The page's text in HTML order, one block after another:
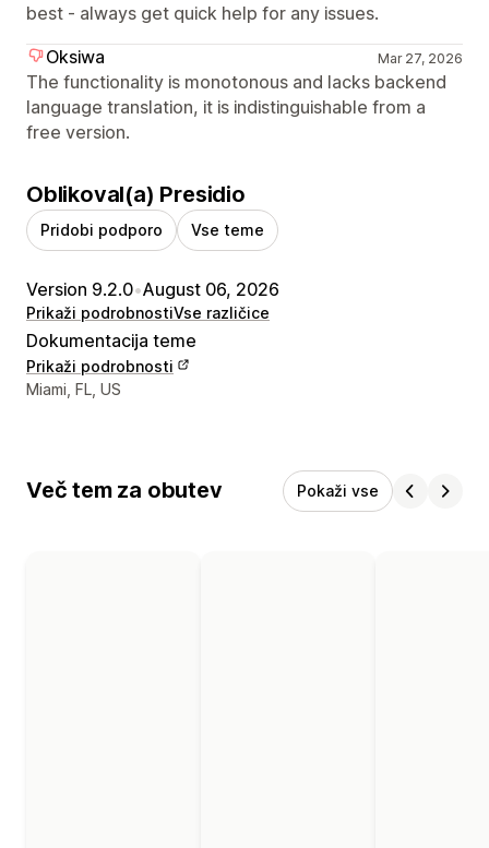
best - always get quick help for any issues.
Oksiwa
Mar 27, 2026
The functionality is monotonous and lacks backend
language translation, it is indistinguishable from a
free version.
Oblikoval(a) Presidio
Pridobi podporo Vse teme
Version 9.2.0•August 06, 2026
Prikaži podrobnostiVse različice
Dokumentacija teme
Prikaži podrobnosti
Podatki za stik z oblikovalcem
Miami, FL, US
Več tem za obutev Pokaži vse